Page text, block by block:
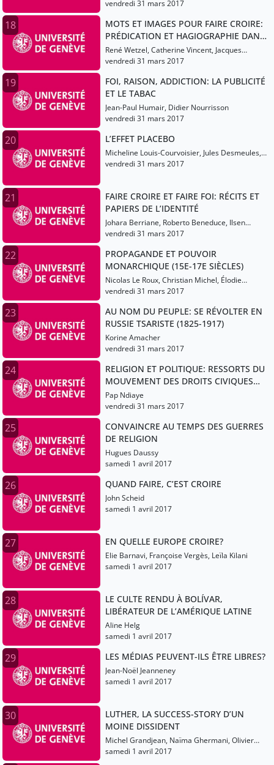
Aldrin
vendredi 31 mars 2017
18
MOTS ET IMAGES POUR FAIRE CROIRE:
PRÉDICATION ET HAGIOGRAPHIE DANS
L’OCCIDENT MÉDIÉVAL
René Wetzel, Catherine Vincent, Jacques
Berlioz
vendredi 31 mars 2017
19
FOI, RAISON, ADDICTION: LA PUBLICITÉ
ET LE TABAC
Jean-Paul Humair, Didier Nourrisson
vendredi 31 mars 2017
20 L’EFFET PLACEBO
Micheline Louis-Courvoisier, Jules Desmeules,
Eric Bonvin
vendredi 31 mars 2017
21
FAIRE CROIRE ET FAIRE FOI: RÉCITS ET
PAPIERS DE L’IDENTITÉ
Johara Berriane, Roberto Beneduce, Ilsen
About
vendredi 31 mars 2017
22
PROPAGANDE ET POUVOIR
MONARCHIQUE (15E-17E SIÈCLES)
Nicolas Le Roux, Christian Michel, Élodie
Lecuppre-Desjardin
vendredi 31 mars 2017
23
AU NOM DU PEUPLE: SE RÉVOLTER EN
RUSSIE TSARISTE (1825-1917)
Korine Amacher
vendredi 31 mars 2017
24
RELIGION ET POLITIQUE: RESSORTS DU
MOUVEMENT DES DROITS CIVIQUES
AUX ÉTATS-UNIS?
Pap Ndiaye
vendredi 31 mars 2017
25
CONVAINCRE AU TEMPS DES GUERRES
DE RELIGION
Hugues Daussy
samedi 1 avril 2017
26 QUAND FAIRE, C’EST CROIRE
John Scheid
samedi 1 avril 2017
27 EN QUELLE EUROPE CROIRE?
Elie Barnavi, Françoise Vergès, Leïla Kilani
samedi 1 avril 2017
28
LE CULTE RENDU À BOLÍVAR,
LIBÉRATEUR DE L’AMÉRIQUE LATINE
Aline Helg
samedi 1 avril 2017
29 LES MÉDIAS PEUVENT-ILS ÊTRE LIBRES?
Jean-Noël Jeanneney
samedi 1 avril 2017
30
LUTHER, LA SUCCESS-STORY D’UN
MOINE DISSIDENT
Michel Grandjean, Naïma Ghermani, Olivier
Christin
samedi 1 avril 2017